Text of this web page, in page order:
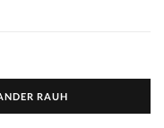
RAUH